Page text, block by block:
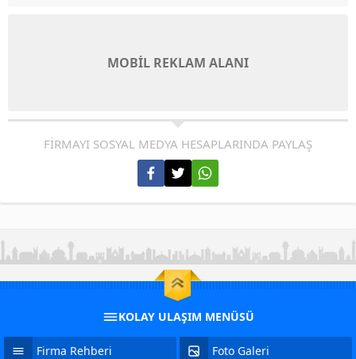
MOBİL REKLAM ALANI
FİRMAYI SOSYAL MEDYA HESAPLARINDA PAYLAŞ
KOLAY ULAŞIM MENÜSÜ
Firma Rehberi Foto Galeri